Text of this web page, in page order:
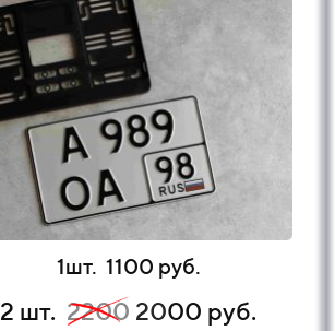
1шт. 1100 руб.
2 шт. 2200 2000 руб.